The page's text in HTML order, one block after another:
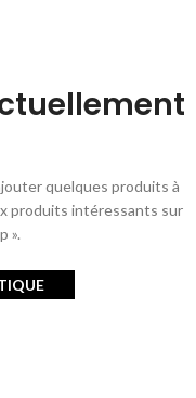
quelques produits à
produits intéressants sur
».